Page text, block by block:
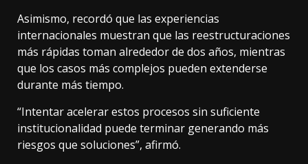
Asimismo, recordó que las experiencias
internacionales muestran que las reestructuraciones
más rápidas toman alrededor de dos años, mientras
que los casos más complejos pueden extenderse
durante más tiempo.
“Intentar acelerar estos procesos sin suficiente
institucionalidad puede terminar generando más
riesgos que soluciones”, afirmó.